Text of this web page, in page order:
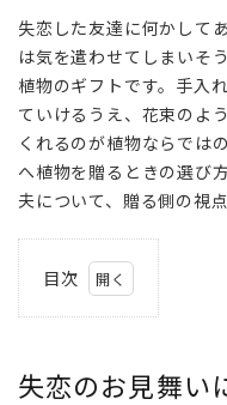
失恋した友達に何かして
は気を遣わせてしまいそ
植物のギフトです。手入
ていけるうえ、花束のよ
くれるのが植物ならでは
へ植物を贈るときの選び
夫について、贈る側の視
目次
の
失恋のお見舞い